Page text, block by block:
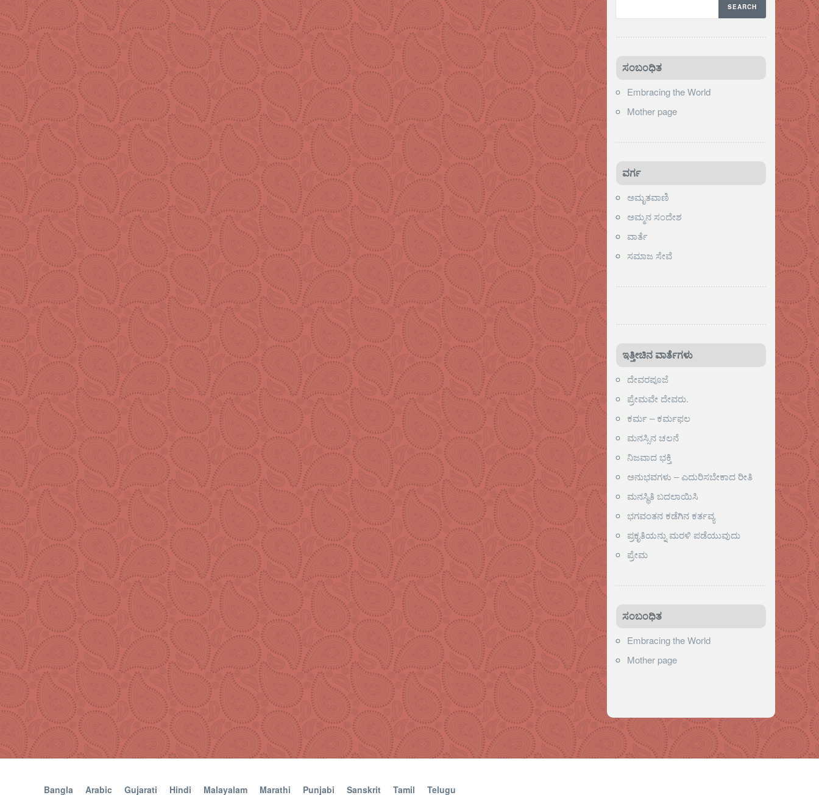
ಸಂಬಂಧಿತ
Embracing the World
Mother page
ವರ್ಗ
ಅಮೃತವಾಣಿ
ಅಮ್ಮನ ಸಂದೇಶ
ವಾರ್ತೆ
ಸಮಾಜ ಸೇವೆ
ಇತ್ತೀಚಿನ ವಾರ್ತೆಗಳು
ದೇವರಪೂಜೆ
ಪ್ರೇಮವೇ ದೇವರು.
ಕರ್ಮ – ಕರ್ಮಫಲ
ಮನಸ್ಸಿನ ಚಲನೆ
ನಿಜವಾದ ಭಕ್ತಿ
ಅನುಭವಗಳು – ಎದುರಿಸಬೇಕಾದ ರೀತಿ
ಮನಸ್ಥಿತಿ ಬದಲಾಯಿಸಿ
ಭಗವಂತನ ಕಡೆಗಿನ ಕರ್ತವ್ಯ
ಪ್ರಕೃತಿಯನ್ನು ಮರಳಿ ಪಡೆಯುವುದು
ಪ್ರೇಮ
ಸಂಬಂಧಿತ
Embracing the World
Mother page
Bangla Arabic Gujarati Hindi Malayalam Marathi Punjabi Sanskrit Tamil Telugu